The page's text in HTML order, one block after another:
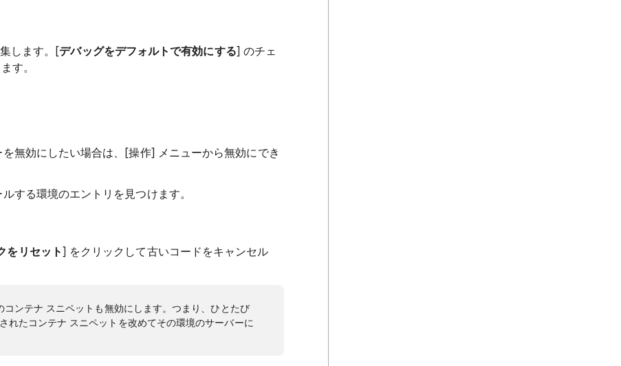
します。[デバッグをデフォルトで有効にする] のチェ
す。
無効にしたい場合は、[操作] メニューから無効にでき
する環境のエントリを見つけます。
をリセット] をクリックして古いコードをキャンセル
ンテナ スニペットも無効にします。つまり、ひとたび
れたコンテナ スニペットを改めてその環境のサーバーに